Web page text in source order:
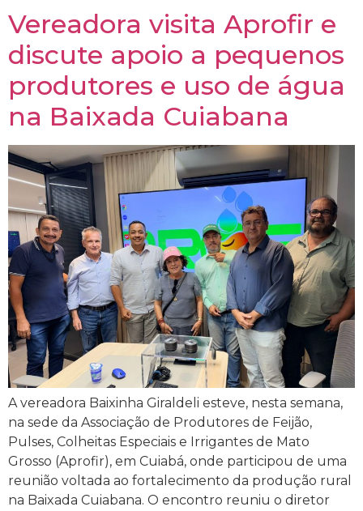
Vereadora visita Aprofir e
discute apoio a pequenos
produtores e uso de água
na Baixada Cuiabana
A vereadora Baixinha Giraldeli esteve, nesta semana,
na sede da Associação de Produtores de Feijão,
Pulses, Colheitas Especiais e Irrigantes de Mato
Grosso (Aprofir), em Cuiabá, onde participou de uma
reunião voltada ao fortalecimento da produção rural
na Baixada Cuiabana. O encontro reuniu o diretor